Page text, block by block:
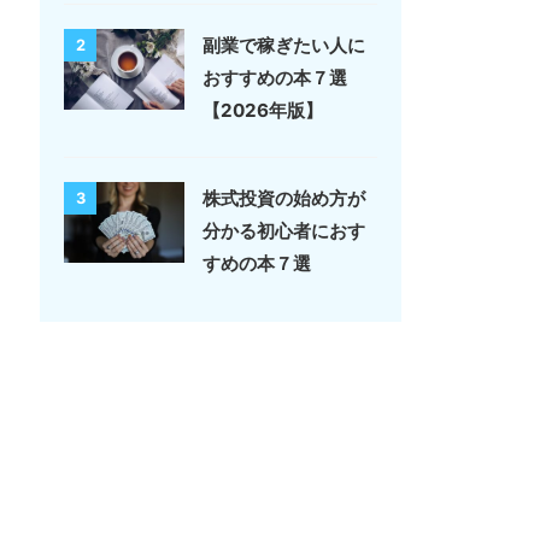
2
副業で稼ぎたい人に
おすすめの本７選
【2026年版】
3
株式投資の始め方が
分かる初心者におす
すめの本７選